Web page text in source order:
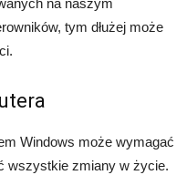
na naszym
tym dłużej może
Windows może wymagać
wszystkie zmiany w życie.